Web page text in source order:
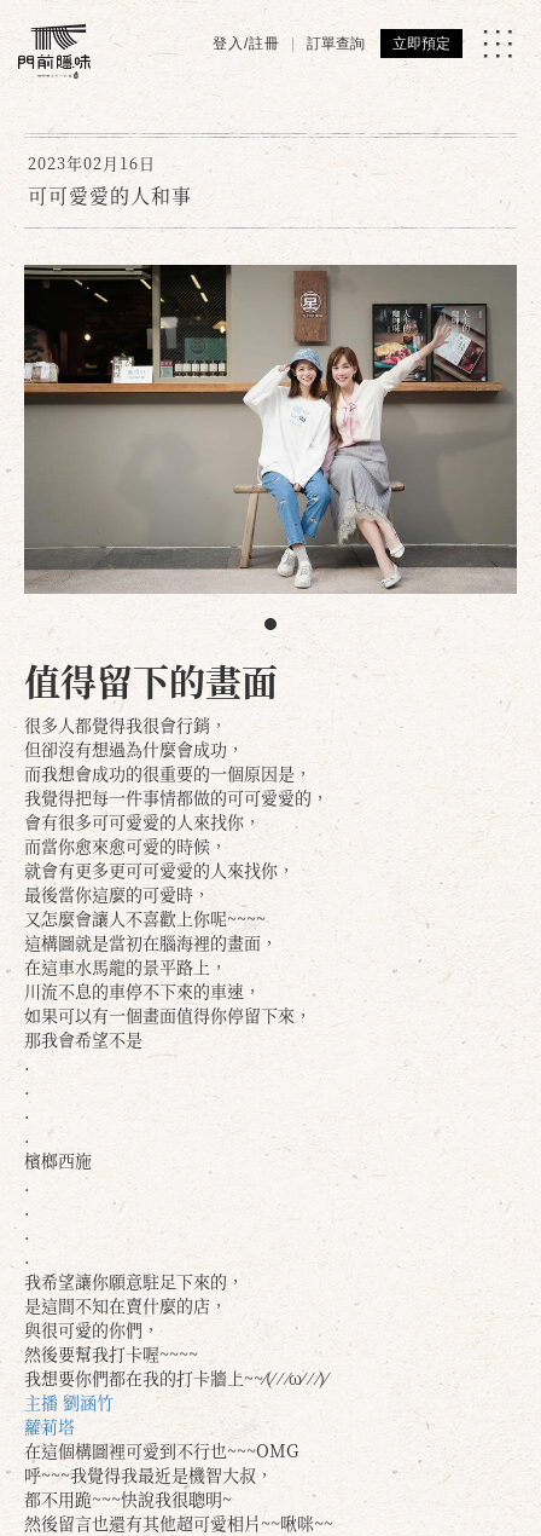
登入/註冊 訂單查詢 立即預定
2023年02月16日
可可愛愛的人和事
值得留下的畫面
很多人都覺得我很會行銷，
但卻沒有想過為什麼會成功，
而我想會成功的很重要的一個原因是，
我覺得把每一件事情都做的可可愛愛的，
會有很多可可愛愛的人來找你，
而當你愈來愈可愛的時候，
就會有更多更可可愛愛的人來找你，
最後當你這麼的可愛時，
又怎麼會讓人不喜歡上你呢~~~~
這構圖就是當初在腦海裡的畫面，
在這車水馬龍的景平路上，
川流不息的車停不下來的車速，
如果可以有一個畫面值得你停留下來，
那我會希望不是
.
.
.
.
檳榔西施
.
.
.
.
我希望讓你願意駐足下來的，
是這間不知在賣什麼的店，
與很可愛的你們，
然後要幫我打卡喔~~~~
我想要你們都在我的打卡牆上~~⁄(⁄ ⁄ ⁄ω⁄ ⁄ ⁄)⁄
主播 劉涵竹
蘿莉塔
在這個構圖裡可愛到不行也~~~OMG
呼~~~我覺得我最近是機智大叔，
都不用跪~~~快說我很聰明~
然後留言也還有其他超可愛相片~~啾咪~~